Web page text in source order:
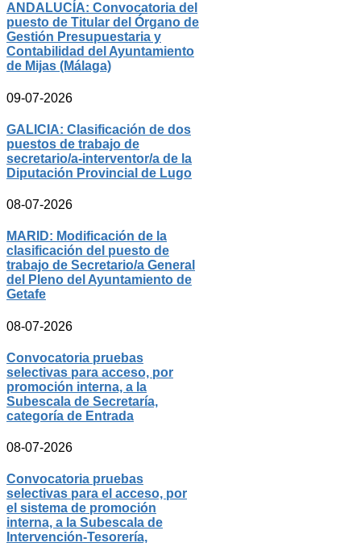
ANDALUCÍA: Convocatoria del
puesto de Titular del Órgano de
Gestión Presupuestaria y
Contabilidad del Ayuntamiento
de Mijas (Málaga)
09-07-2026
GALICIA: Clasificación de dos
puestos de trabajo de
secretario/a-interventor/a de la
Diputación Provincial de Lugo
08-07-2026
MARID: Modificación de la
clasificación del puesto de
trabajo de Secretario/a General
del Pleno del Ayuntamiento de
Getafe
08-07-2026
Convocatoria pruebas
selectivas para acceso, por
promoción interna, a la
Subescala de Secretaría,
categoría de Entrada
08-07-2026
Convocatoria pruebas
selectivas para el acceso, por
el sistema de promoción
interna, a la Subescala de
Intervención-Tesorería,